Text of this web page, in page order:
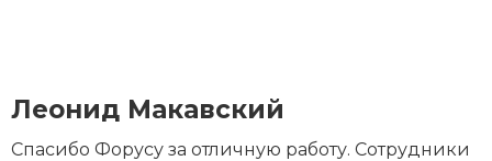
Леонид Макавский
Спасибо Форусу за отличную работу. Сотрудники